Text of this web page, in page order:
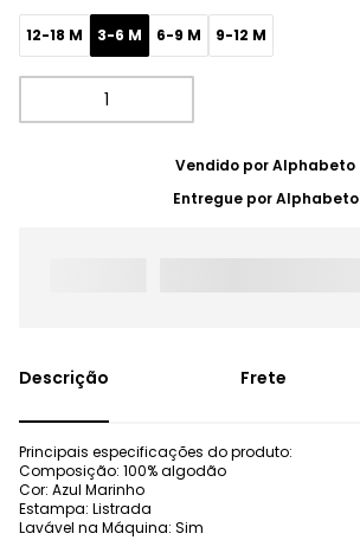
12-18 M 3-6 M 6-9 M 9-12 M
Vendido porAlphabeto
Entregue porAlphabeto
Frete
Principais especificações do produto:
Composição: 100% algodão
Cor: Azul Marinho
Estampa: Listrada
Lavável na Máquina: Sim